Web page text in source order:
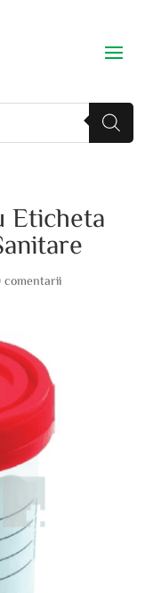
Eticheta
comentarii